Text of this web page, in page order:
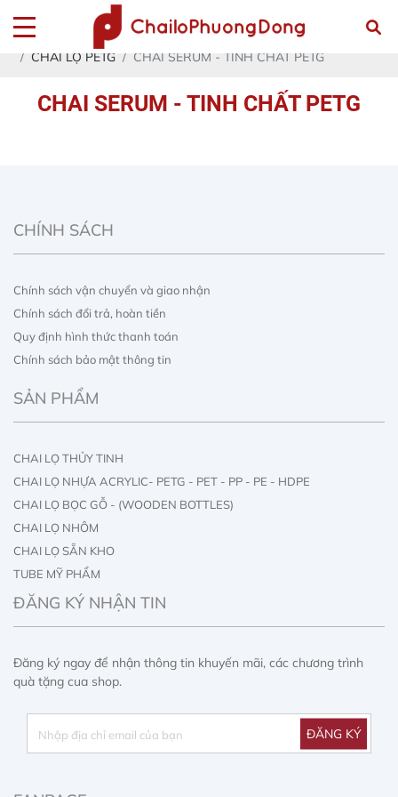
Trang chủ
Sản phẩm
CHAI LỌ NHỰA ACRYLIC- PETG - PET - PP - PE - HDPE
CHAI LỌ PETG
CHAI SERUM - TINH CHẤT PETG
CHAI SERUM - TINH CHẤT PETG
CHÍNH SÁCH
Chính sách vận chuyển và giao nhận
Chính sách đổi trả, hoàn tiền
Quy định hình thức thanh toán
Chính sách bảo mật thông tin
SẢN PHẨM
CHAI LỌ THỦY TINH
CHAI LỌ NHỰA ACRYLIC- PETG - PET - PP - PE - HDPE
CHAI LỌ BỌC GỖ - (WOODEN BOTTLES)
CHAI LỌ NHÔM
CHAI LỌ SẴN KHO
TUBE MỸ PHẨM
IN ẤN CHAI LỌ
ĐĂNG KÝ NHẬN TIN
Đăng ký ngay để nhận thông tin khuyến mãi, các chương trình
quà tặng cua shop.